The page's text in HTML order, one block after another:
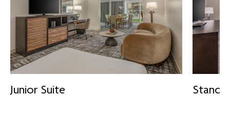
Junior Suite